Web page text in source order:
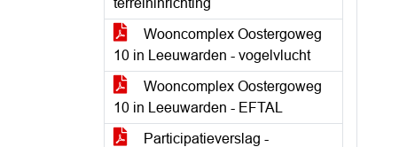
terreininrichting
Wooncomplex Oostergoweg
10 in Leeuwarden - vogelvlucht
Wooncomplex Oostergoweg
10 in Leeuwarden - EFTAL
Participatieverslag -